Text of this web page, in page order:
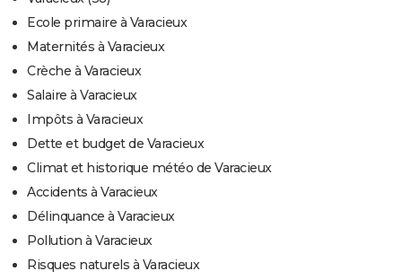
Ecole primaire à Varacieux
Maternités à Varacieux
Crèche à Varacieux
Salaire à Varacieux
Impôts à Varacieux
Dette et budget de Varacieux
Climat et historique météo de Varacieux
Accidents à Varacieux
Délinquance à Varacieux
Pollution à Varacieux
Risques naturels à Varacieux